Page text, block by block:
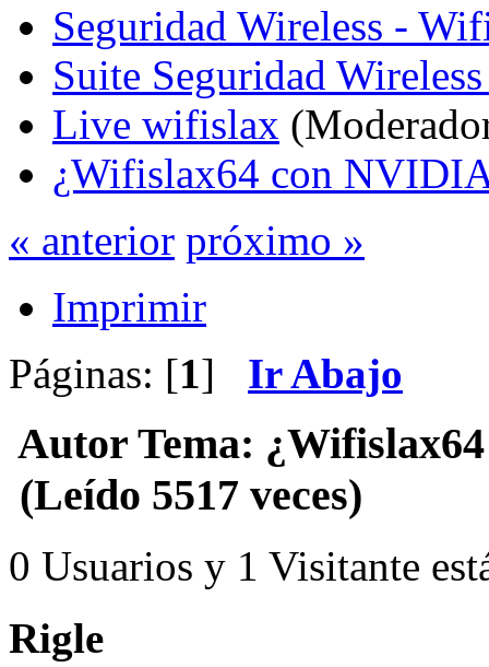
Seguridad Wireless -
Suite Seguridad
Live wifislax
¿Wifislax64 con
« anterior próximo »
Imprimir
Páginas: [1] Ir Abajo
Autor Tema:
(Leído 5517 veces)
0 Usuarios y 1 Visitante
Rigle